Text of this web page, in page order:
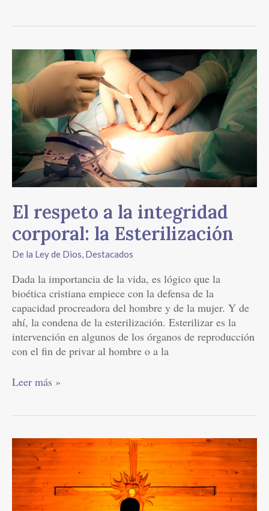
El respeto a la integridad
corporal: la Esterilización
De la Ley de Dios Destacados
Dada la importancia de la vida, es lógico que la
bioética cristiana empiece con la defensa de la
capacidad procreadora del hombre y de la mujer. Y de
ahí, la condena de la esterilización. Esterilizar es la
intervención en algunos de los órganos de reproducción
con el fin de privar al hombre o a la
El
respeto
a
la
integridad
corporal:
Esterilización
Leer más »
¿Cómo
vivimos
el
Primer
Mandamiento?